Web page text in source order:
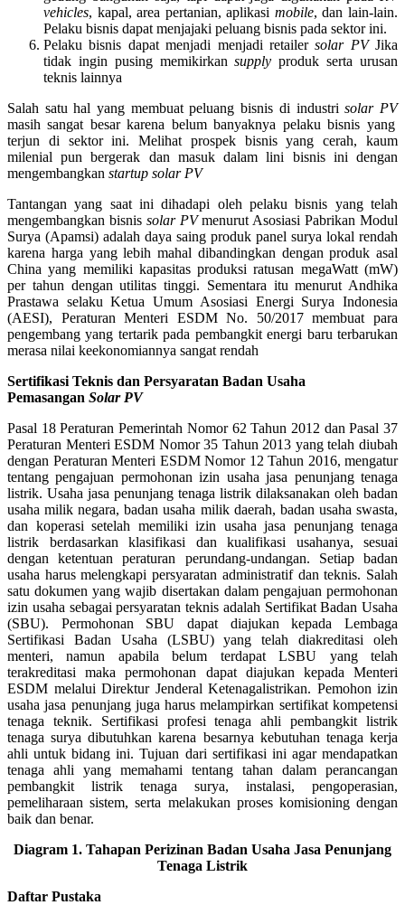
vehicles, kapal, area pertanian, aplikasi mobile, dan lain-lain.
Pelaku bisnis dapat menjajaki peluang bisnis pada sektor ini.
Pelaku bisnis dapat menjadi menjadi retailersolar PV Jika
tidak ingin pusing memikirkansupplyproduk serta urusan
teknis lainnya
Salah satu hal yang membuat peluang bisnis di industrisolar PV
masih sangat besar karena belum banyaknya pelaku bisnis yang
terjun di sektor ini. Melihat prospek bisnis yang cerah, kaum
milenial pun bergerak dan masuk dalam lini bisnis ini dengan
mengembangkan startup solar PV
Tantangan yang saat ini dihadapi oleh pelaku bisnis yang telah
mengembangkan bisnis solar PVmenurut Asosiasi Pabrikan Modul
Surya (Apamsi) adalah daya saing produk panel surya lokal rendah
karena harga yang lebih mahal dibandingkan dengan produk asal
China yang memiliki kapasitas produksi ratusan megaWatt (mW)
per tahun dengan utilitas tinggi. Sementara itu menurut Andhika
Prastawa selaku Ketua Umum Asosiasi Energi Surya Indonesia
(AESI), Peraturan Menteri ESDM No. 50/2017membuat para
pengembang yang tertarik pada pembangkit energi baru terbarukan
merasa nilai keekonomiannya sangat rendah
Sertifikasi Teknis dan Persyaratan Badan Usaha
Pemasangan Solar PV
Pasal 18 Peraturan Pemerintah Nomor 62 Tahun 2012 dan Pasal 37
Peraturan Menteri ESDM Nomor 35 Tahun 2013 yang telah diubah
dengan Peraturan Menteri ESDM Nomor 12 Tahun 2016, mengatur
tentang pengajuan permohonan izin usaha jasa penunjang tenaga
listrik. Usaha jasa penunjang tenaga listrik dilaksanakan oleh badan
usaha milik negara, badan usaha milik daerah, badan usaha swasta,
dan koperasi setelah memiliki izin usaha jasa penunjang tenaga
listrik berdasarkan klasifikasi dan kualifikasi usahanya, sesuai
dengan ketentuan peraturan perundang-undangan. Setiap badan
usaha harus melengkapi persyaratan administratif dan teknis. Salah
satu dokumen yang wajib disertakan dalam pengajuan permohonan
izin usaha sebagai persyaratan teknis adalah Sertifikat Badan Usaha
(SBU). Permohonan SBU dapat diajukan kepada Lembaga
Sertifikasi Badan Usaha (LSBU) yang telah diakreditasi oleh
menteri, namun apabila belum terdapat LSBU yang telah
terakreditasi maka permohonan dapat diajukan kepada Menteri
ESDM melalui Direktur Jenderal Ketenagalistrikan. Pemohon izin
usaha jasa penunjang juga harus melampirkan sertifikat kompetensi
tenaga teknik. Sertifikasi profesi tenaga ahli pembangkit listrik
tenaga surya dibutuhkan karena besarnya kebutuhan tenaga kerja
ahli untuk bidang ini. Tujuan dari sertifikasi ini agar mendapatkan
tenaga ahli yang memahami tentang tahan dalam perancangan
pembangkit listrik tenaga surya, instalasi, pengoperasian,
pemeliharaan sistem, serta melakukan proses komisioning dengan
baik dan benar.
Diagram 1. Tahapan Perizinan Badan Usaha Jasa Penunjang
Tenaga Listrik
Daftar Pustaka